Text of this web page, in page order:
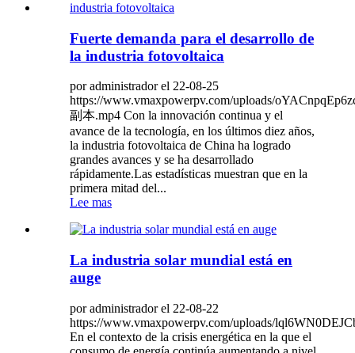
Fuerte demanda para el desarrollo de
la industria fotovoltaica
por administrador el 22-08-25
https://www.vmaxpowerpv.com/uploads/
副本.mp4 Con la innovación continua y el
avance de la tecnología, en los últimos diez años,
la industria fotovoltaica de China ha logrado
grandes avances y se ha desarrollado
rápidamente.Las estadísticas muestran que en la
primera mitad del...
Lee mas
La industria solar mundial está en
auge
por administrador el 22-08-22
https://www.vmaxpowerpv.com/uploads/
En el contexto de la crisis energética en la que el